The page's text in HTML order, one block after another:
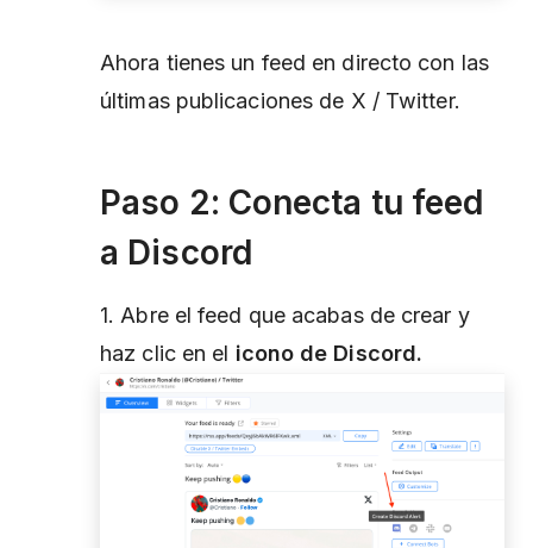
Ahora tienes un feed en directo con las
últimas publicaciones de X / Twitter.
Paso 2: Conecta tu feed
a Discord
1. Abre el feed que acabas de crear y
haz clic en el icono de Discord.